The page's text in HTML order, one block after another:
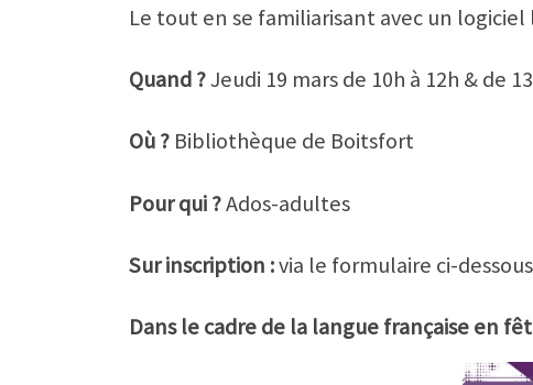
Le tout en se familiarisant avec un
Quand ?Jeudi 19 mars de 10h à 12h & de
Où ? Bibliothèque de Boitsfort
Pour qui ?Ados-adultes
Sur inscription :via le formulaire ci-
Dans le cadre de la langue française en